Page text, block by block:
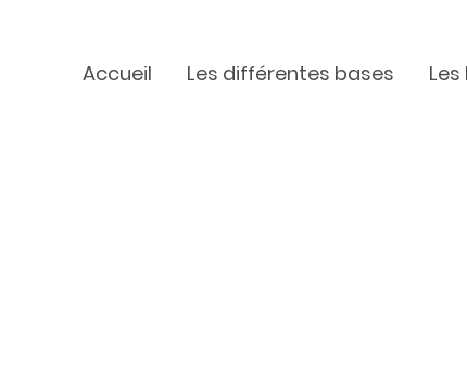
Accueil Les différentes bases